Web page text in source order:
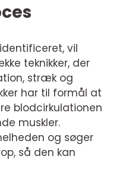
vil
teknikker, der
stræk og
har til formål at
blodcirkulationen
muskler.
og søger
så den kan